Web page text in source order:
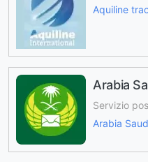
Aquiline
Arabia
Servizio
Arabia